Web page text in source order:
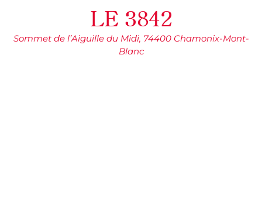
LE 3842
Sommet de l’Aiguille du Midi, 74400 Chamonix-Mont-
Blanc